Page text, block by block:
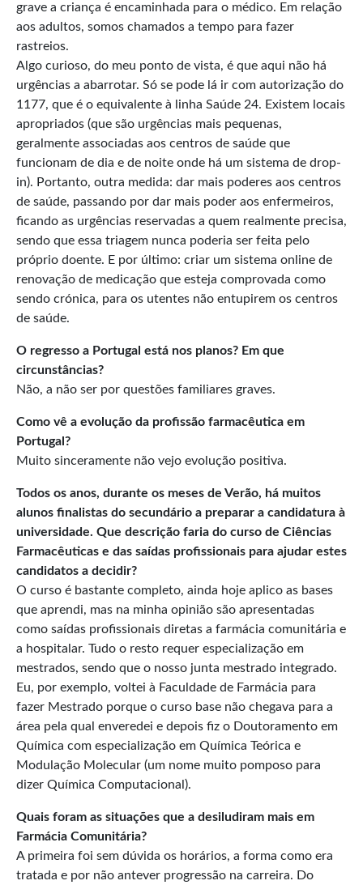
grave a criança é encaminhada para o médico. Em relação
aos adultos, somos chamados a tempo para fazer
rastreios.
Algo curioso, do meu ponto de vista, é que aqui não há
urgências a abarrotar. Só se pode lá ir com autorização do
1177, que é o equivalente à linha Saúde 24. Existem locais
apropriados (que são urgências mais pequenas,
geralmente associadas aos centros de saúde que
funcionam de dia e de noite onde há um sistema de drop-
in). Portanto, outra medida: dar mais poderes aos centros
de saúde, passando por dar mais poder aos enfermeiros,
ficando as urgências reservadas a quem realmente precisa,
sendo que essa triagem nunca poderia ser feita pelo
próprio doente. E por último: criar um sistema online de
renovação de medicação que esteja comprovada como
sendo crónica, para os utentes não entupirem os centros
de saúde.
O regresso a Portugal está nos planos? Em que
circunstâncias?
Não, a não ser por questões familiares graves.
Como vê a evolução da profissão farmacêutica em
Portugal?
Muito sinceramente não vejo evolução positiva.
Todos os anos, durante os meses de Verão, há muitos
alunos finalistas do secundário a preparar a candidatura à
universidade. Que descrição faria do curso de Ciências
Farmacêuticas e das saídas profissionais para ajudar estes
candidatos a decidir?
O curso é bastante completo, ainda hoje aplico as bases
que aprendi, mas na minha opinião são apresentadas
como saídas profissionais diretas a farmácia comunitária e
a hospitalar. Tudo o resto requer especialização em
mestrados, sendo que o nosso junta mestrado integrado.
Eu, por exemplo, voltei à Faculdade de Farmácia para
fazer Mestrado porque o curso base não chegava para a
área pela qual enveredei e depois fiz o Doutoramento em
Química com especialização em Química Teórica e
Modulação Molecular (um nome muito pomposo para
dizer Química Computacional).
Quais foram as situações que a desiludiram mais em
Farmácia Comunitária?
A primeira foi sem dúvida os horários, a forma como era
tratada e por não antever progressão na carreira. Do